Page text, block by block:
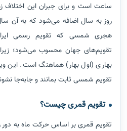
ساعت است و برای جبران این اختلاف
روز به سال اضافه می‌شود که به آن
هجری شمسی که تقویم رسمی
تقویم‌های جهان محسوب می‌شود؛ زیرا
بهاری (اول بهار) هماهنگ است. این
تقویم شمسی ثابت بمانند و جابه‌جا
تقویم قمری چیست؟
تقویم قمری بر اساس حرکت ماه به